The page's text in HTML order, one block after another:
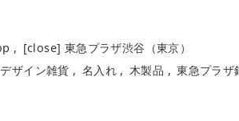
[close] 東急プラザ渋谷（東京）
デザイン雑貨 名入れ 木製品 東急プラザ